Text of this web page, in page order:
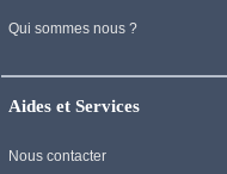
Qui sommes nous ?
Aides et Services
Nous contacter